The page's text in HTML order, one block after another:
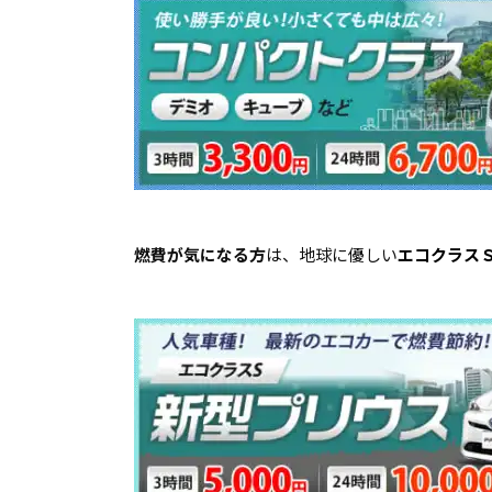
燃費が気になる方は、地球に優しいエコクラス